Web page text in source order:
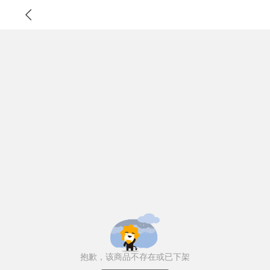
抱歉，该商品不存在或已下架